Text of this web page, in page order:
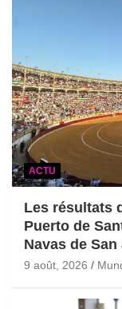
ACTU
Les résultats
Puerto de
Navas de
9 août, 2026